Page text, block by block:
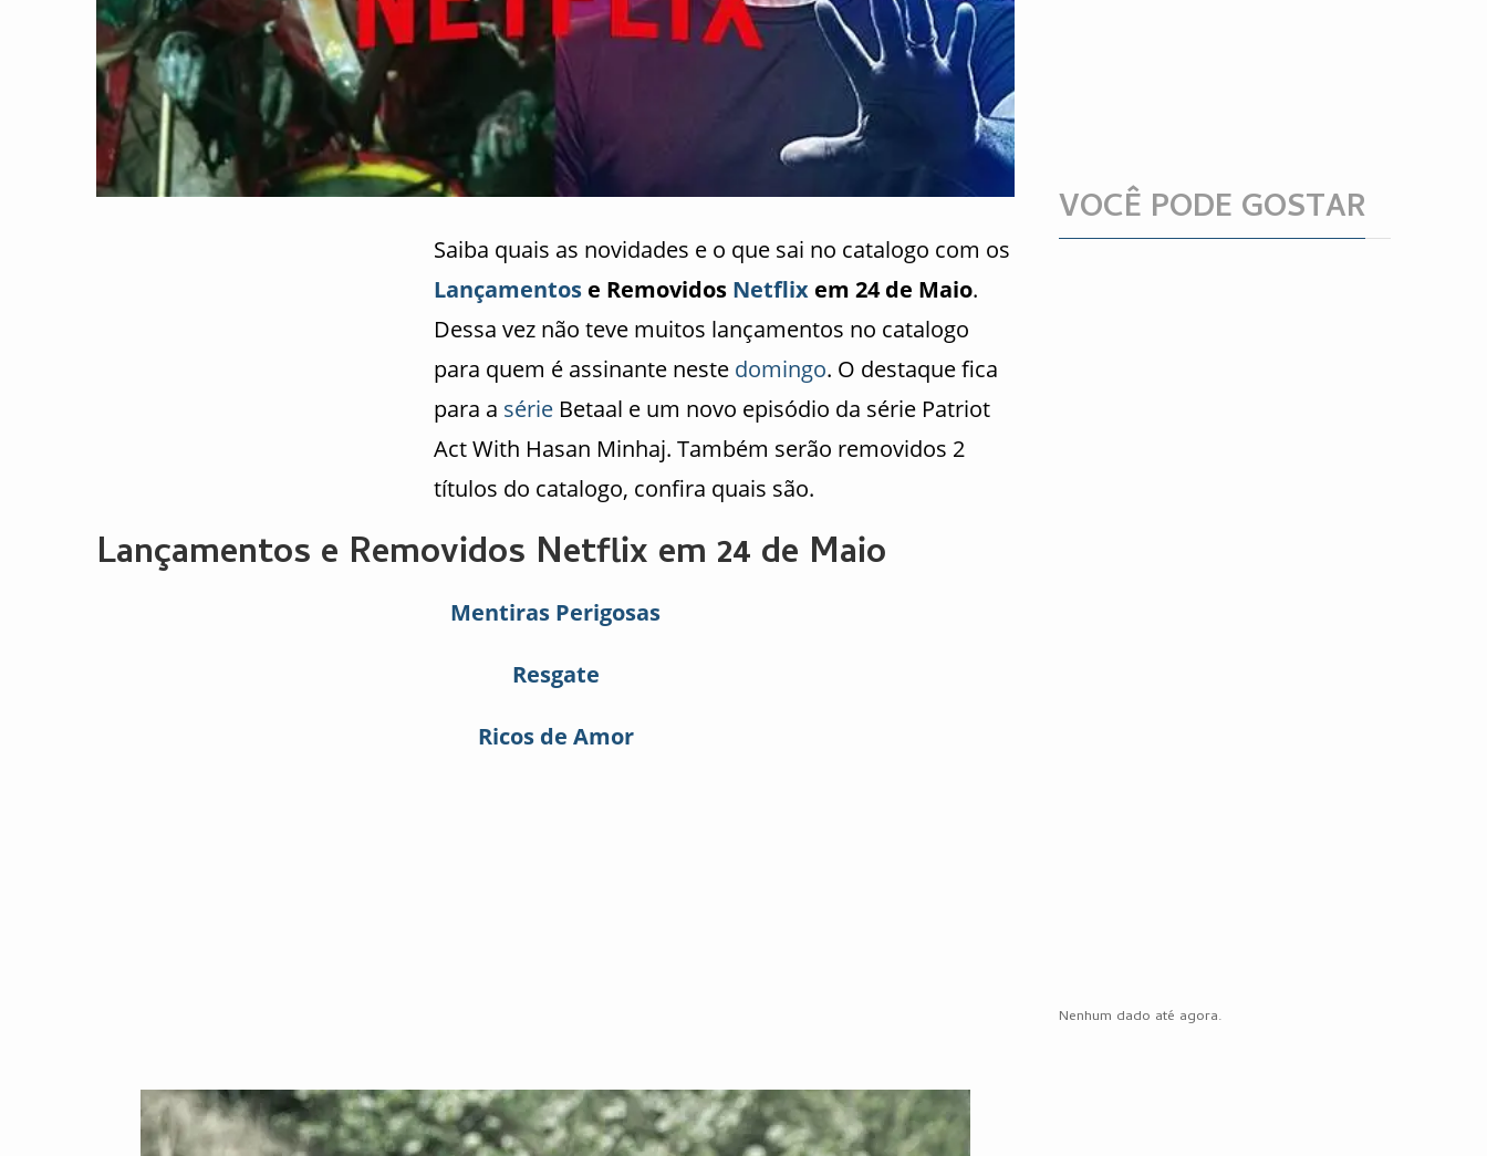
Saiba quais as novidades e o que sai no catalogo com os
Lançamentos e Removidos Netflix em 24 de Maio.
Dessa vez não teve muitos lançamentos no catalogo
para quem é assinante neste domingo. O destaque fica
para a série Betaal e um novo episódio da série Patriot
Act With Hasan Minhaj. Também serão removidos 2
títulos do catalogo, confira quais são.
Lançamentos e Removidos Netflix em 24 de Maio
Mentiras Perigosas
Resgate
Ricos de Amor
VOCÊ PODE GOSTAR
Nenhum dado até agora.